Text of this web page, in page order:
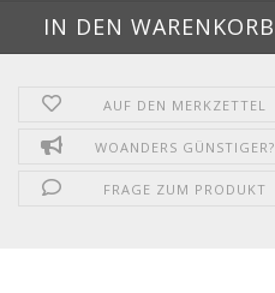
AUF DEN MERKZETTEL
WOANDERS GÜNSTIGER?
FRAGE ZUM PRODUKT